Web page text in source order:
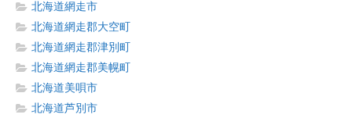
北海道網走市
北海道網走郡大空町
北海道網走郡津別町
北海道網走郡美幌町
北海道美唄市
北海道芦別市